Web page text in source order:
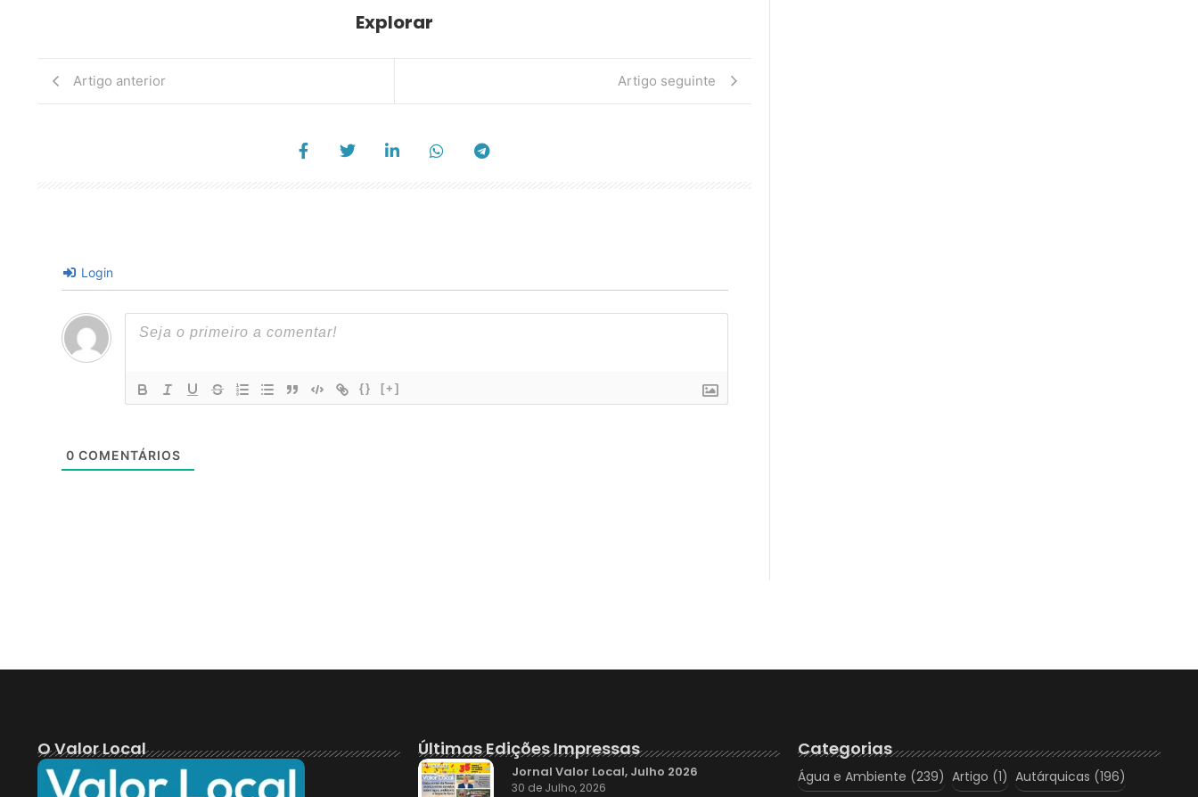
Explorar
Artigo anterior Artigo seguinte
Login
{} [+]
0 COMENTÁRIOS
O Valor Local Últimas Edições Impressas
Jornal Valor Local, Julho 2026
30 de Julho, 2026
Categorias
Água e Ambiente (239) Artigo (1) Autárquicas (196)